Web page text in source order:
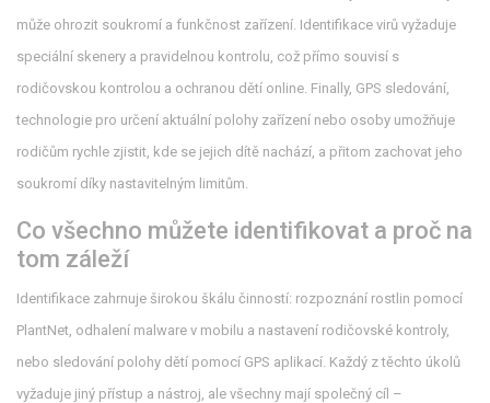
může ohrozit soukromí a funkčnost zařízení. Identifikace virů vyžaduje
speciální skenery a pravidelnou kontrolu, což přímo souvisí s
rodičovskou kontrolou a ochranou dětí online. Finally, GPS sledování,
technologie pro určení aktuální polohy zařízení nebo osoby umožňuje
rodičům rychle zjistit, kde se jejich dítě nachází, a přitom zachovat jeho
soukromí díky nastavitelným limitům.
Co všechno můžete identifikovat a proč na
tom záleží
Identifikace zahrnuje širokou škálu činností: rozpoznání rostlin pomocí
PlantNet, odhalení malware v mobilu a nastavení rodičovské kontroly,
nebo sledování polohy dětí pomocí GPS aplikací. Každý z těchto úkolů
vyžaduje jiný přístup a nástroj, ale všechny mají společný cíl –